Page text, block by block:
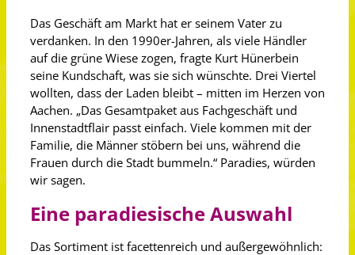
Das Geschäft am Markt hat er seinem Vater zu
verdanken. In den 1990er-Jahren, als viele Händler
auf die grüne Wiese zogen, fragte Kurt Hünerbein
seine Kundschaft, was sie sich wünschte. Drei Viertel
wollten, dass der Laden bleibt – mitten im Herzen von
Aachen. „Das Gesamtpaket aus Fachgeschäft und
Innenstadtflair passt einfach. Viele kommen mit der
Familie, die Männer stöbern bei uns, während die
Frauen durch die Stadt bummeln.“ Paradies, würden
wir sagen.
Eine paradiesische Auswahl
Das Sortiment ist facettenreich und außergewöhnlich: